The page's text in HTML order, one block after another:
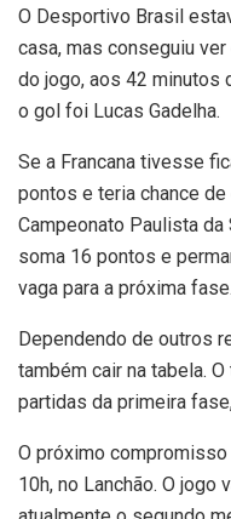
O Desportivo Brasil
casa, mas conseguiu
do jogo, aos 42 minutos
o gol foi Lucas Gadelha.
Se a Francana tivesse
pontos e teria chance
Campeonato Paulista
soma 16 pontos e
vaga para a próxima fase.
Dependendo de outros
também cair na tabela.
partidas da primeira
O próximo compromisso
10h, no Lanchão. O